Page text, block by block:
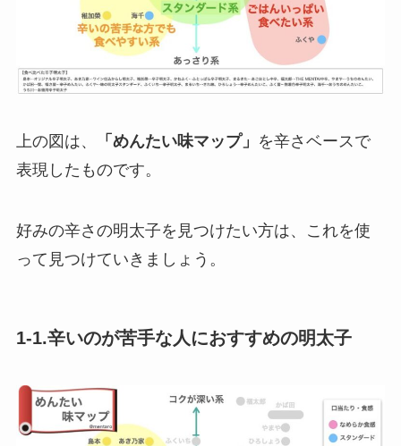
上の図は、 「めんたい味マップ」 を辛さベース で
表現したものです。
好みの辛さの明太子を見つけたい方は、これを使
って見つけていきましょう。
1-1.辛いのが苦手な人におすすめの明太子